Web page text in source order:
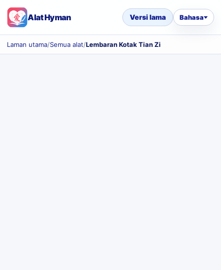
Alat Hyman Versi lama Bahasa
Laman utama/Semua alat/Lembaran Kotak Tian Zi